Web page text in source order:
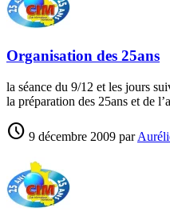
Organisation des 25ans
la séance du 9/12 et les jours
la préparation des 25ans et de
schedule 9 décembre 2009 par